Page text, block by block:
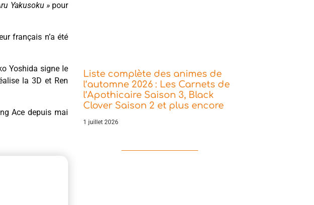
Yakusoku »pour
français n’a été
Yoshida signe le
la 3D et Ren
Ace depuis mai
Liste complète des animes de
l’automne 2026 : Les Carnets de
l’Apothicaire Saison 3, Black
Clover Saison 2 et plus encore
1 juillet 2026